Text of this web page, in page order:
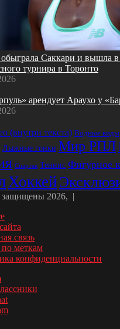
Саккари и вышла
турнира в Торонто
арендует Араухо у
(внутри текста) Водные виды
Лыжные гонки Мир РПЛ
Спартак Теннис Фигурное
Хоккей
защищены 2026, |
связь
меткам
конфиденциальности